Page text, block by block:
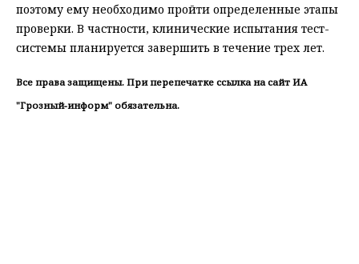
поэтому ему необходимо пройти определенные этапы
проверки. В частности, клинические испытания тест-
системы планируется завершить в течение трех лет.
Все права защищены. При перепечатке ссылка на сайт ИА
"Грозный-информ" обязательна.